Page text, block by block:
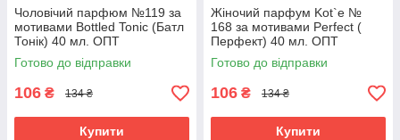
Чоловічий парфюм №119 за
мотивами Bottled Tonic (Батл
Тонік) 40 мл. ОПТ
Готово до відправки
106 ₴ 134 ₴
Купити
Жіночий парфум Kot`e №
168 за мотивами Perfect (
Перфект) 40 мл. ОПТ
Готово до відправки
106 ₴ 134 ₴
Купити